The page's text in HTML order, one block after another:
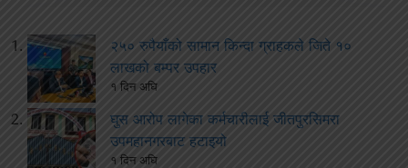
२५० रुपैयाँको सामान किन्दा ग्राहकले जिते १०
लाखको बम्पर उपहार
१ दिन अघि
घुस आरोप लागेका कर्मचारीलाई जीतपुरसिमरा
उपमहानगरबाट हटाइयो
१ दिन अघि